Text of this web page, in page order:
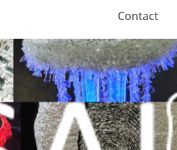
Contact